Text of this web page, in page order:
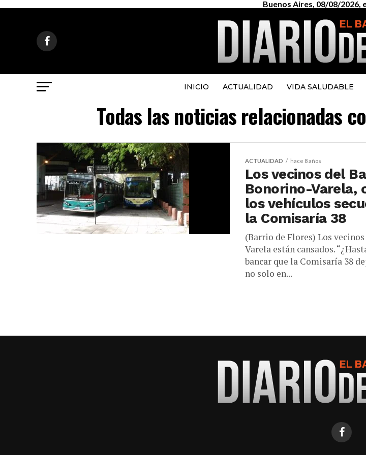
Buenos Aires, 08/08/2026,
INICIO ACTUALIDAD VIDA SALUDABLE
Todas las noticias relacionadas
ACTUALIDAD hace 8 años
Los vecinos del
Bonorino-Varela,
los vehículos
la Comisaría 38
(Barrio de Flores) Los
Varela están cansados.
bancar que la Comisaría 38
no solo en...